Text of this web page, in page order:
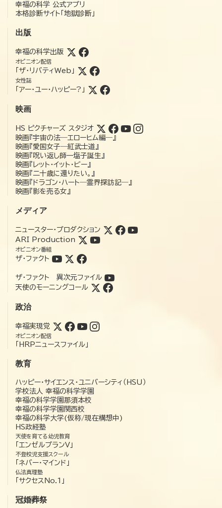
幸福の科学 公式アプリ
本格診断サイト「地獄診断」
出版
幸福の科学出版
オピニオン配信
「ザ・リバティWeb」
女性誌
「アー・ユー・ハッピー?」
映画
HS ピクチャーズ スタジオ
映画『宇宙の法―エローヒム編―』
映画『愛国女子―紅武士道』
映画『呪い返し師—塩子誕生』
映画『レット・イット・ビー』
映画『二十歳に還りたい。』
映画『ドラゴン・ハート―霊界探訪記―』
映画『影を売る女』
メディア
ニュースター・プロダクション
ARI Production
オピニオン番組
ザ・ファクト
ザ・ファクト 異次元ファイル
天使のモーニングコール
政治
幸福実現党
オピニオン配信
「HRPニュースファイル」
教育
ハッピー・サイエンス・ユニバーシティ（HSU）
学校法人 幸福の科学学園
幸福の科学学園那須本校
幸福の科学学園関西校
幸福の科学大学(仮称/現在構想中)
HS政経塾
天使を育てる幼児教育
「エンゼルプランV」
不登校児支援スクール
「ネバー・マインド」
仏法真理塾
「サクセスNo.1」
冠婚葬祭